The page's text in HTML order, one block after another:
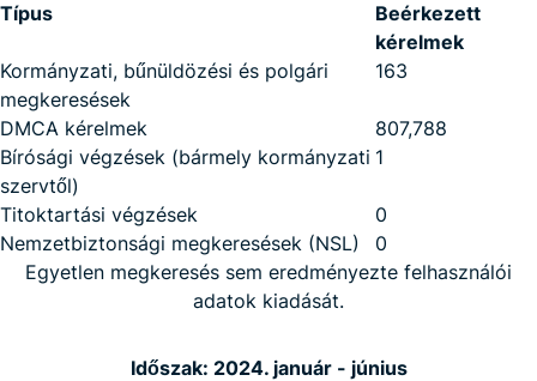
Típus
Beérkezett
kérelmek
Kormányzati, bűnüldözési és polgári
megkeresések
163
DMCA kérelmek
807,788
Bírósági végzések (bármely kormányzati
szervtől)
1
Titoktartási végzések
0
Nemzetbiztonsági megkeresések (NSL)
0
Egyetlen megkeresés sem eredményezte felhasználói
adatok kiadását.
Időszak: 2024. január - június